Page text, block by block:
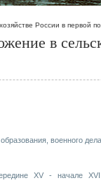
России в первой
в
военного дела
XV - начале